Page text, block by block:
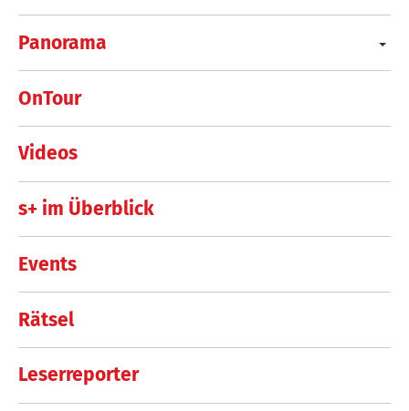
Panorama
OnTour
Videos
s+ im Überblick
Events
Rätsel
Leserreporter